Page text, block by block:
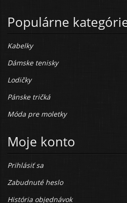
Populárne
Kabelky
Dámske tenisky
Lodičky
Pánske tričká
Móda pre moletky
Moje konto
Prihlásiť sa
Zabudnuté heslo
História objednávok